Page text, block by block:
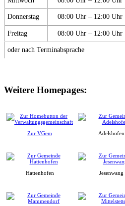
Donnerstag 08:00 Uhr – 12:00 Uhr
Freitag 08:00 Uhr – 12:00 Uhr
oder nach Terminabsprache
Weitere Homepages:
Zur VGem Adelshofen
Hattenhofen Jesenwang